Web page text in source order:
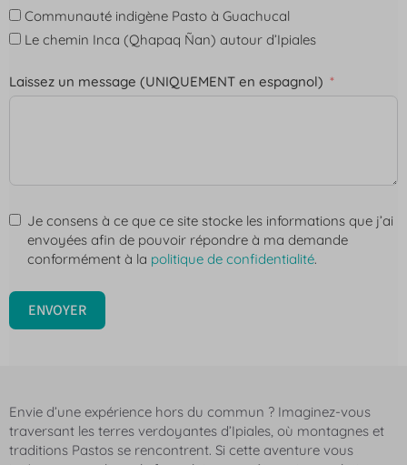
Communauté indigène Pasto à Guachucal
Le chemin Inca (Qhapaq Ñan) autour d’Ipiales
Laissez un message (UNIQUEMENT en espagnol)
Je consens à ce que ce site stocke les informations que j’ai
envoyées afin de pouvoir répondre à ma demande
conformément à la politique de confidentialité.
ENVOYER
Envie d’une expérience hors du commun ? Imaginez-vous
traversant les terres verdoyantes d’Ipiales, où montagnes et
traditions Pastos se rencontrent. Si cette aventure vous